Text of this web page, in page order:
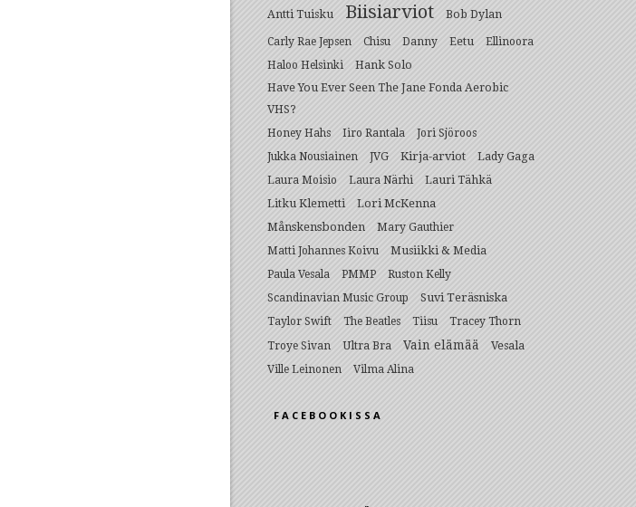
Antti Tuisku Biisiarviot Bob Dylan
Carly Rae Jepsen Chisu Danny Eetu
Ellinoora
Haloo Helsinki
Hank Solo
Have You Ever Seen The Jane Fonda Aerobic
VHS?
Honey Hahs Iiro Rantala
Jori Sjöroos
Jukka Nousiainen
JVG Kirja-arviot Lady Gaga
Laura Moisio Laura Närhi
Lauri Tähkä
Litku Klemetti
Lori McKenna
Månskensbonden
Mary Gauthier
Matti Johannes Koivu
Musiikki & Media
Paula Vesala PMMP
Ruston Kelly
Scandinavian Music Group
Suvi Teräsniska
Taylor Swift The Beatles Tiisu
Tracey Thorn
Troye Sivan
Ultra Bra Vain elämää Vesala
Ville Leinonen Vilma Alina
FACEBOOKISSA